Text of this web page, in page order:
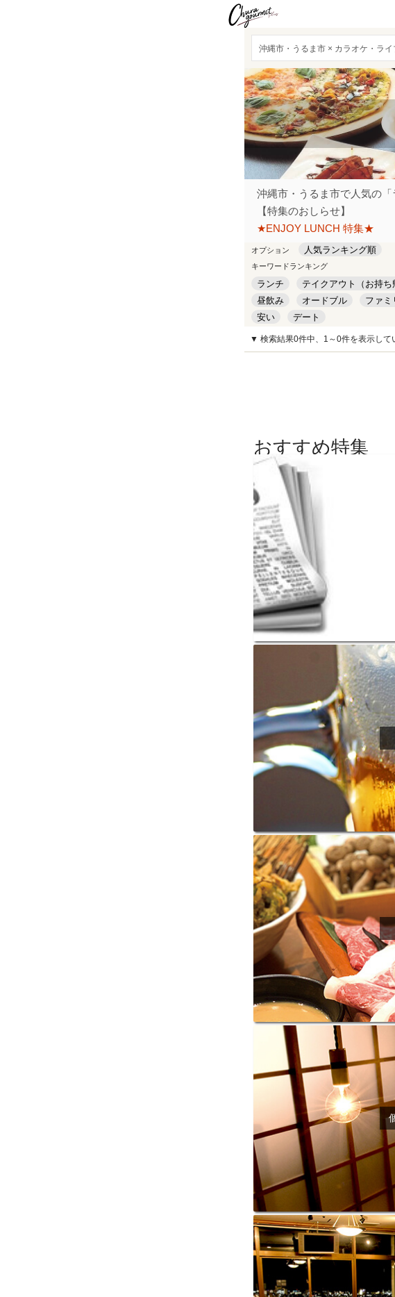
沖縄市・うるま市 × カラオケ・ラ
沖縄市・うるま市で人気の
【特集のおしらせ】
★ENJOY LUNCH 特集★
オプション 人気ランキング順
キーワードランキング
ランチ テイクアウト（お持ち
昼飲み
オードブル ファミ
安い
デート
▼ 検索結果0件中、1～0件を表示して
おすすめ特集